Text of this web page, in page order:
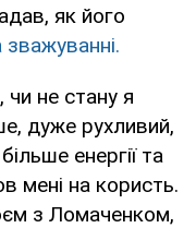
як його
не стану я
дуже рухливий,
енергії та
мені на користь.
з Ломаченком,